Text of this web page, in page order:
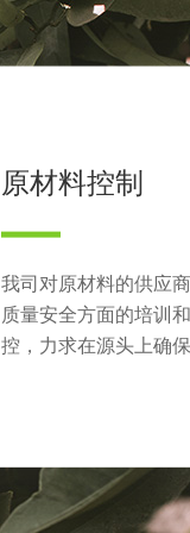
原材料控制
我司对原材料的供应
质量安全方面的培训
控，力求在源头上确